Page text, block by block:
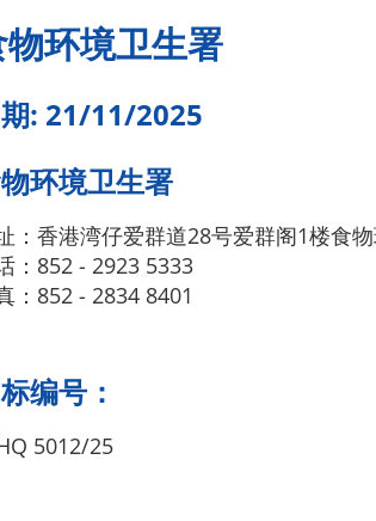
环境卫生署
: 21/11/2025
环境卫生署
：香港湾仔爱群道28号爱群阁1楼食
：852 - 2923 5333
：852 - 2834 8401
编号：
5012/25